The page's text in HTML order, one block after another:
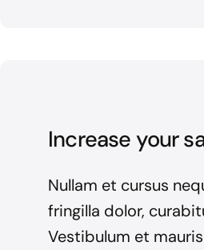
Increase your
Nullam et cursus
fringilla dolor,
Vestibulum et